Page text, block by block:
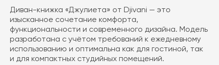
Диван-книжка «Джулиета» от Djivani — это
изысканное сочетание комфорта,
функциональности и современного дизайна. Модель
разработана с учётом требований к ежедневному
использованию и оптимальна как для гостиной, так
и для компактных студийных помещений.